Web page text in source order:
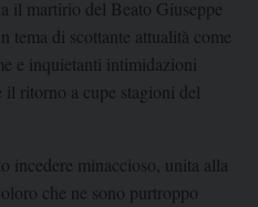
il martirio del Beato Giuseppe
tema di scottante attualità come
e inquietanti intimidazioni
il ritorno a cupe stagioni del
incedere minaccioso, unita alla
che ne sono purtroppo